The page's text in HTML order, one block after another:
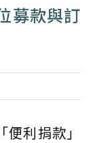
募款與訂
利捐款」